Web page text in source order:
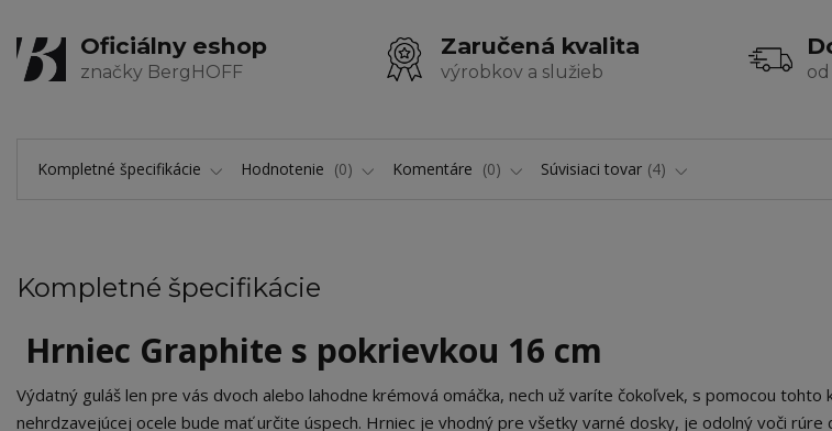
Oficiálny eshop
značky BergHOFF
Zaručená kvalita
výrobkov a služieb
Kompletné špecifikácie Hodnotenie 0 Komentáre 0 Súvisiaci tovar 4
Kompletné špecifikácie
Hrniec Graphite s pokrievkou 16 cm
Výdatný guláš len pre vás dvoch alebo lahodne krémová omáčka, nech už varíte čokoľvek, s pomocou
nehrdzavejúcej ocele bude mať určite úspech. Hrniec je vhodný pre všetky varné dosky, je odolný voči rúre